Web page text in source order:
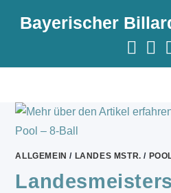
Bayerischer
ALLGEMEIN / LANDES MSTR. /